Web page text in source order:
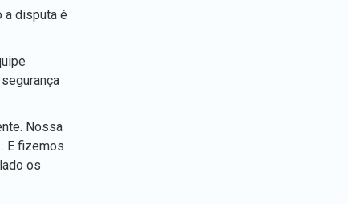
a disputa é
Nossa
E fizemos
os